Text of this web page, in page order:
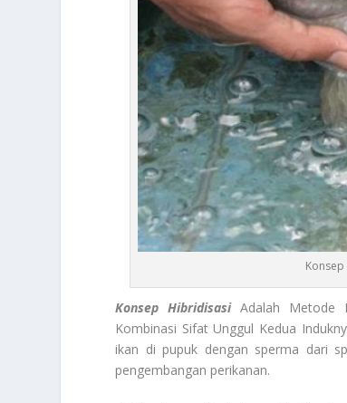
Konsep HibridisasiAdalah Metode
Kombinasi Sifat Unggul Kedua
ikan di pupuk dengan sperma dari
pengembangan perikanan.